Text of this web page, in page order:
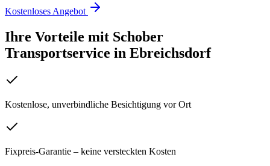
Kostenloses Angebot
Ihre Vorteile mit Schober
Transportservice in Ebreichsdorf
Kostenlose, unverbindliche Besichtigung vor Ort
Fixpreis-Garantie – keine versteckten Kosten